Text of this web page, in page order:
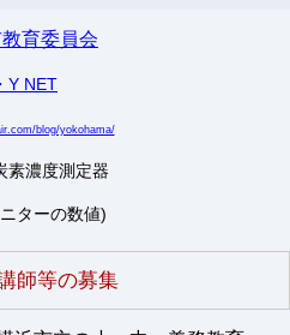
育委員会
Y NET
blog/yokohama/
素濃度測定器
ターの数値)
師等の募集